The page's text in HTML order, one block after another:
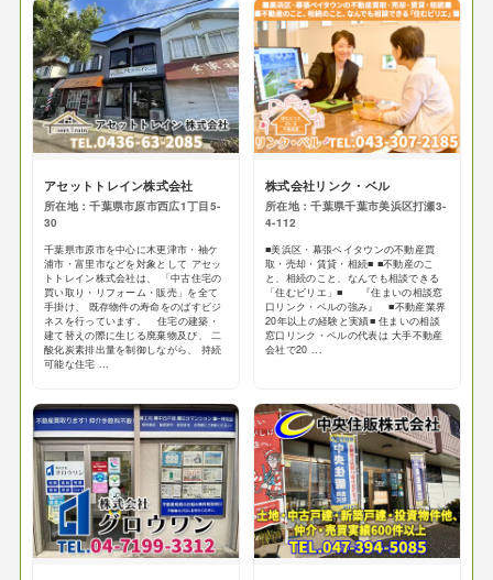
アセットトレイン株式会社
所在地：千葉県市原市西広1丁目5-
30
千葉県市原市を中心に木更津市・袖ケ
浦市・富里市などを対象として アセッ
トトレイン株式会社は、 「中古住宅の
買い取り・リフォーム・販売」を全て
手掛け、 既存物件の寿命をのばすビジ
ネスを行っています。 住宅の建築・
建て替えの際に生じる廃棄物及び、 二
酸化炭素排出量を制御しながら、 持続
可能な住宅 ...
株式会社リンク・ベル
所在地：千葉県千葉市美浜区打瀬3-
4-112
■美浜区・幕張ベイタウンの不動産買
取・売却・賃貸・相続■ ■不動産のこ
と、相続のこと、なんでも相談できる
「住むビリエ」■ 『住まいの相談窓
口リンク・ベルの強み』 ■不動産業界
20年以上の経験と実績■ 住まいの相談
窓口リンク・ベルの代表は 大手不動産
会社で20 ...